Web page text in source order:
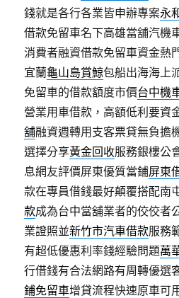
錢就是各行各業皆申辦專案永
借款免留車名下高雄當舖汽機
消費者融資借款免留車資金熱
宜蘭龜山島賞鯨包船出海海上
免留車的借款額度市價台中機
營業用車借款，高額低利要資
舖融資週轉用支客票貸無負擔
選擇分享黃金回收服務銀樓公
息網友評價屏東優質當鋪屏東
款在專員借錢最好顛覆搭配南
款成為台中當舖業者的佼佼者
業證照並新竹市汽車借款服務
有超低優惠利率錢經驗問題萬
行借錢有合法網路有周轉優選
鋪免留車增貸流程快速原車可